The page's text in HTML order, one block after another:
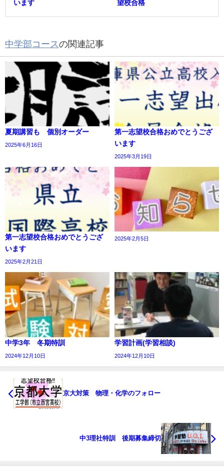
います 望校合格
中学部コースの関連記事
夏期講習も 個別オーダー
2025年6月16日
第一志望校合格おめでとうござ
います
2025年3月19日
第一志望校合格おめでとうござ
います
2025年2月21日
2025年2月5日
中学3年 冬期特訓
2024年12月10日
学習計画(学習相談)
2024年12月10日
京大対策 物理・化学のフォロー
中3理社特訓 後期募集締切